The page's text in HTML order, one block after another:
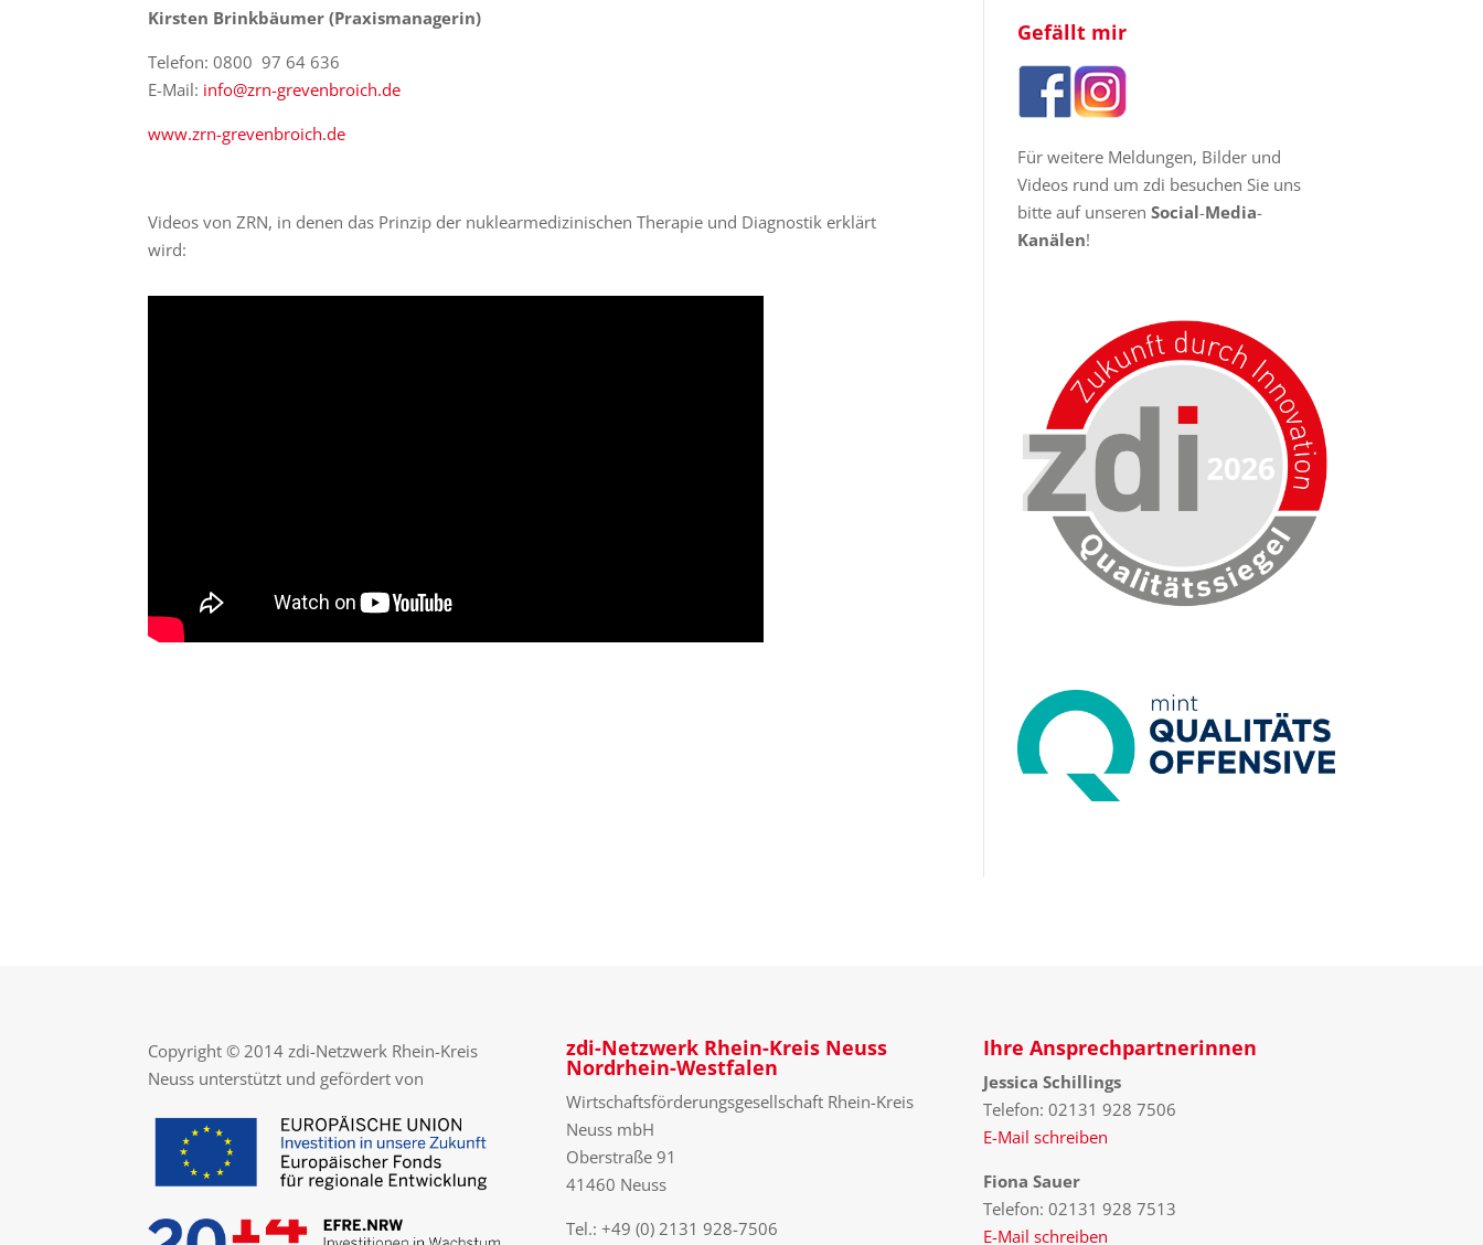
Kirsten Brinkbäumer (Praxismanagerin)
Telefon: 0800 97 64 636
E-Mail: info@zrn-grevenbroich.de
www.zrn-grevenbroich.de
Videos von ZRN, in denen das Prinzip der nuklearmedizinischen Therapie und Diagnostik erklärt
wird:
Gefällt mir
Für weitere Meldungen, Bilder und
Videos rund um zdi besuchen Sie uns
bitte auf unseren Social-Media-
Kanälen!
Copyright © 2014 zdi-Netzwerk Rhein-Kreis
Neuss unterstützt und gefördert von
zdi-Netzwerk Rhein-Kreis Neuss
Nordrhein-Westfalen
Wirtschaftsförderungsgesellschaft Rhein-Kreis
Neuss mbH
Oberstraße 91
41460 Neuss
Tel.: +49 (0) 2131 928-7506
Ihre Ansprechpartnerinnen
Jessica Schillings
Telefon: 02131 928 7506
E-Mail schreiben
Fiona Sauer
Telefon: 02131 928 7513
E-Mail schreiben